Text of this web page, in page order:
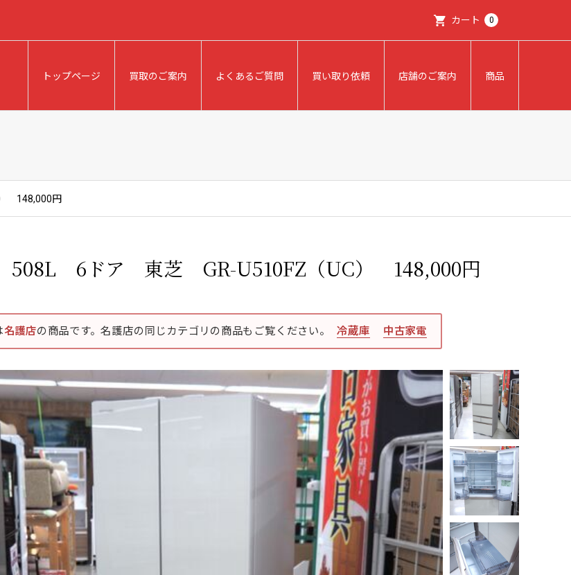
カート 0
トップページ 買取のご案内 よくあるご質問 買い取り依頼 店舗のご案内 商品
148,000円
508L 6ドア 東芝 GR-U510FZ（UC） 148,000円
名護店の商品です。名護店の同じカテゴリの商品もご覧ください。 冷蔵庫 中古家電